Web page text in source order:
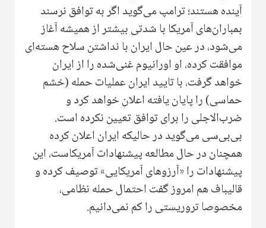
آینده هستند؛ ترامپ می‌گوید اگر به توافق نرسند
بمباران‌های آمریکا با شدتی بیشتر از همیشه آغاز
می‌شود، در عین حال ایران با نداشتن سلاح هسته‌ای
موافقت کرده، او اورانیوم غنی‌شده را از ایران
خواهد گرفت، با تایید ایران عملیات حمله (خشم
حماسی) را پایان یافته اعلان خواهد کرد و
ضرب‌الاجلی را برای توافق تعیین نکرده است.
بی‌بی‌سی می‌گوید در حالیکه ایران اعلان کرده
همچنان در حال مطالعه پیشنهادات آمریکاست، این
پیشنهادات را «آرزوهای آمریکایی» توصیف کرده و
قالیباف هم امروز گفت احتمال حمله نظامی،
مخصوصا تروریستی را کم نمی‌دانیم.